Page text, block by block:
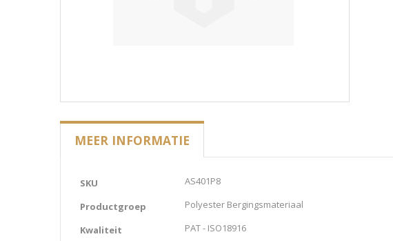
MEER INFORMATIE
SKU AS401P8
Productgroep Polyester Bergingsmateriaal
Kwaliteit PAT - ISO18916